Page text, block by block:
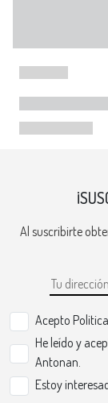
Al suscribirte
Acepto
He leído y
Antonan.
Estoy